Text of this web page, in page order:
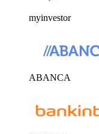
myinvestor
ABANCA